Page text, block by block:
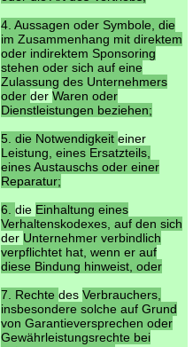
4. Aussagen oder Symbole, die
im Zusammenhang mit direktem
oder indirektem Sponsoring
stehen oder sich auf eine
Zulassung des Unternehmers
oder der Waren oder
Dienstleistungen beziehen;
5. die Notwendigkeit einer
Leistung, eines Ersatzteils,
eines Austauschs oder einer
Reparatur;
6. die Einhaltung eines
Verhaltenskodexes, auf den sich
der Unternehmer verbindlich
verpflichtet hat, wenn er auf
diese Bindung hinweist, oder
7. Rechte des Verbrauchers,
insbesondere solche auf Grund
von Garantieversprechen oder
Gewährleistungsrechte bei